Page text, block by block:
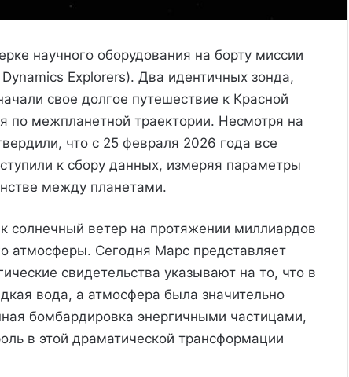
научного оборудования на борту миссии
Explorers). Два идентичных зонда,
свое долгое путешествие к Красной
по межпланетной траектории. Несмотря на
что с 25 февраля 2026 года все
к сбору данных, измеряя параметры
между планетами.
солнечный ветер на протяжении миллиардов
атмосферы. Сегодня Марс представляет
свидетельства указывают на то, что в
вода, а атмосфера была значительно
бомбардировка энергичными частицами,
в этой драматической трансформации